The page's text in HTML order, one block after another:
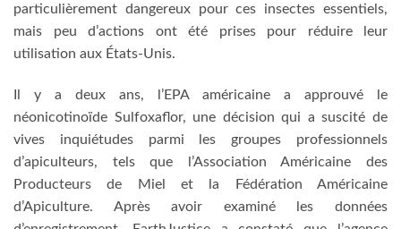
particulièrement dangereux pour ces insectes essentiels,
mais peu d’actions ont été prises pour réduire leur
utilisation aux États-Unis.
Il y a deux ans, l’EPA américaine a approuvé le
néonicotinoïde Sulfoxaflor, une décision qui a suscité de
vives inquiétudes parmi les groupes professionnels
d’apiculteurs, tels que l’Association Américaine des
Producteurs de Miel et la Fédération Américaine
d’Apiculture. Après avoir examiné les données